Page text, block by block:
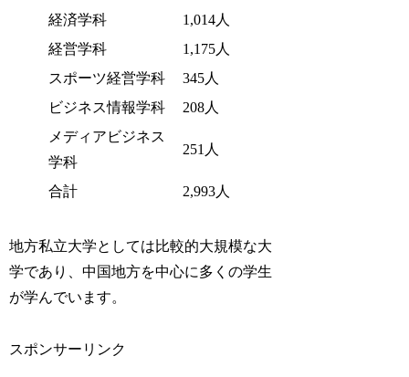
経済学科
1,014人
経営学科
1,175人
スポーツ経営学科
345人
ビジネス情報学科
208人
メディアビジネス
学科
251人
合計 2,993人
地方私立大学としては比較的大規模な大
学であり、中国地方を中心に多くの学生
が学んでいます。
スポンサーリンク